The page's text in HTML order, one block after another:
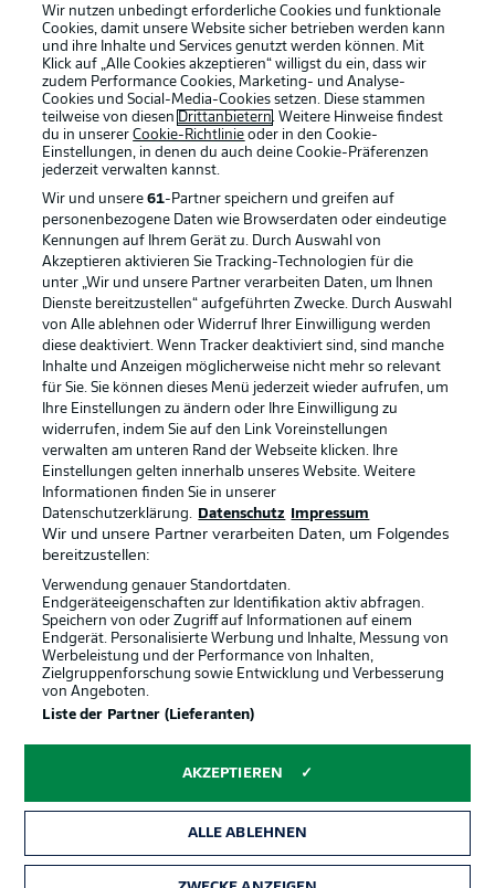
Rechtliche Hinweise Voreinstellungen verwalten
Datenschutz Nutzungsbedingungen
Broadcaster Kontakt
Jobs Impressum
Partner Spieler
Liveticker
© 2026 Bundesliga-Gruppe GmbH
Sprachauswahl
Anzeige Modus
Wir nutzen unbedingt erforderliche Cookies und funktionale
Cookies, damit unsere Website sicher betrieben werden kann
und ihre Inhalte und Services genutzt werden können. Mit
Klick auf „Alle Cookies akzeptieren“ willigst du ein, dass wir
zudem Performance Cookies, Marketing- und Analyse-
Cookies und Social-Media-Cookies setzen. Diese stammen
teilweise von diesen Drittanbietern. Weitere Hinweise findest
du in unsererCookie-Richtlinie oder in den Cookie-
Einstellungen, in denen du auch deine Cookie-Präferenzen
jederzeit verwalten kannst.
Wir und unsere61-Partner speichern und greifen auf
personenbezogene Daten wie Browserdaten oder eindeutige
Kennungen auf Ihrem Gerät zu. Durch Auswahl von
Akzeptieren aktivieren Sie Tracking-Technologien für die
unter „Wir und unsere Partner verarbeiten Daten, um Ihnen
Dienste bereitzustellen“ aufgeführten Zwecke. Durch Auswahl
von Alle ablehnen oder Widerruf Ihrer Einwilligung werden
diese deaktiviert. Wenn Tracker deaktiviert sind, sind manche
Inhalte und Anzeigen möglicherweise nicht mehr so relevant
für Sie. Sie können dieses Menü jederzeit wieder aufrufen, um
Ihre Einstellungen zu ändern oder Ihre Einwilligung zu
widerrufen, indem Sie auf den Link Voreinstellungen
verwalten am unteren Rand der Webseite klicken. Ihre
Einstellungen gelten innerhalb unseres Website. Weitere
Informationen finden Sie in unserer
Datenschutzerklärung.
Datenschutz Impressum
Wir und unsere Partner verarbeiten Daten, um Folgendes
bereitzustellen:
Verwendung genauer Standortdaten.
Endgeräteeigenschaften zur Identifikation aktiv abfragen.
Speichern von oder Zugriff auf Informationen auf einem
Endgerät. Personalisierte Werbung und Inhalte, Messung von
Werbeleistung und der Performance von Inhalten,
Zielgruppenforschung sowie Entwicklung und Verbesserung
von Angeboten.
Liste der Partner (Lieferanten)
AKZEPTIEREN
ALLE ABLEHNEN